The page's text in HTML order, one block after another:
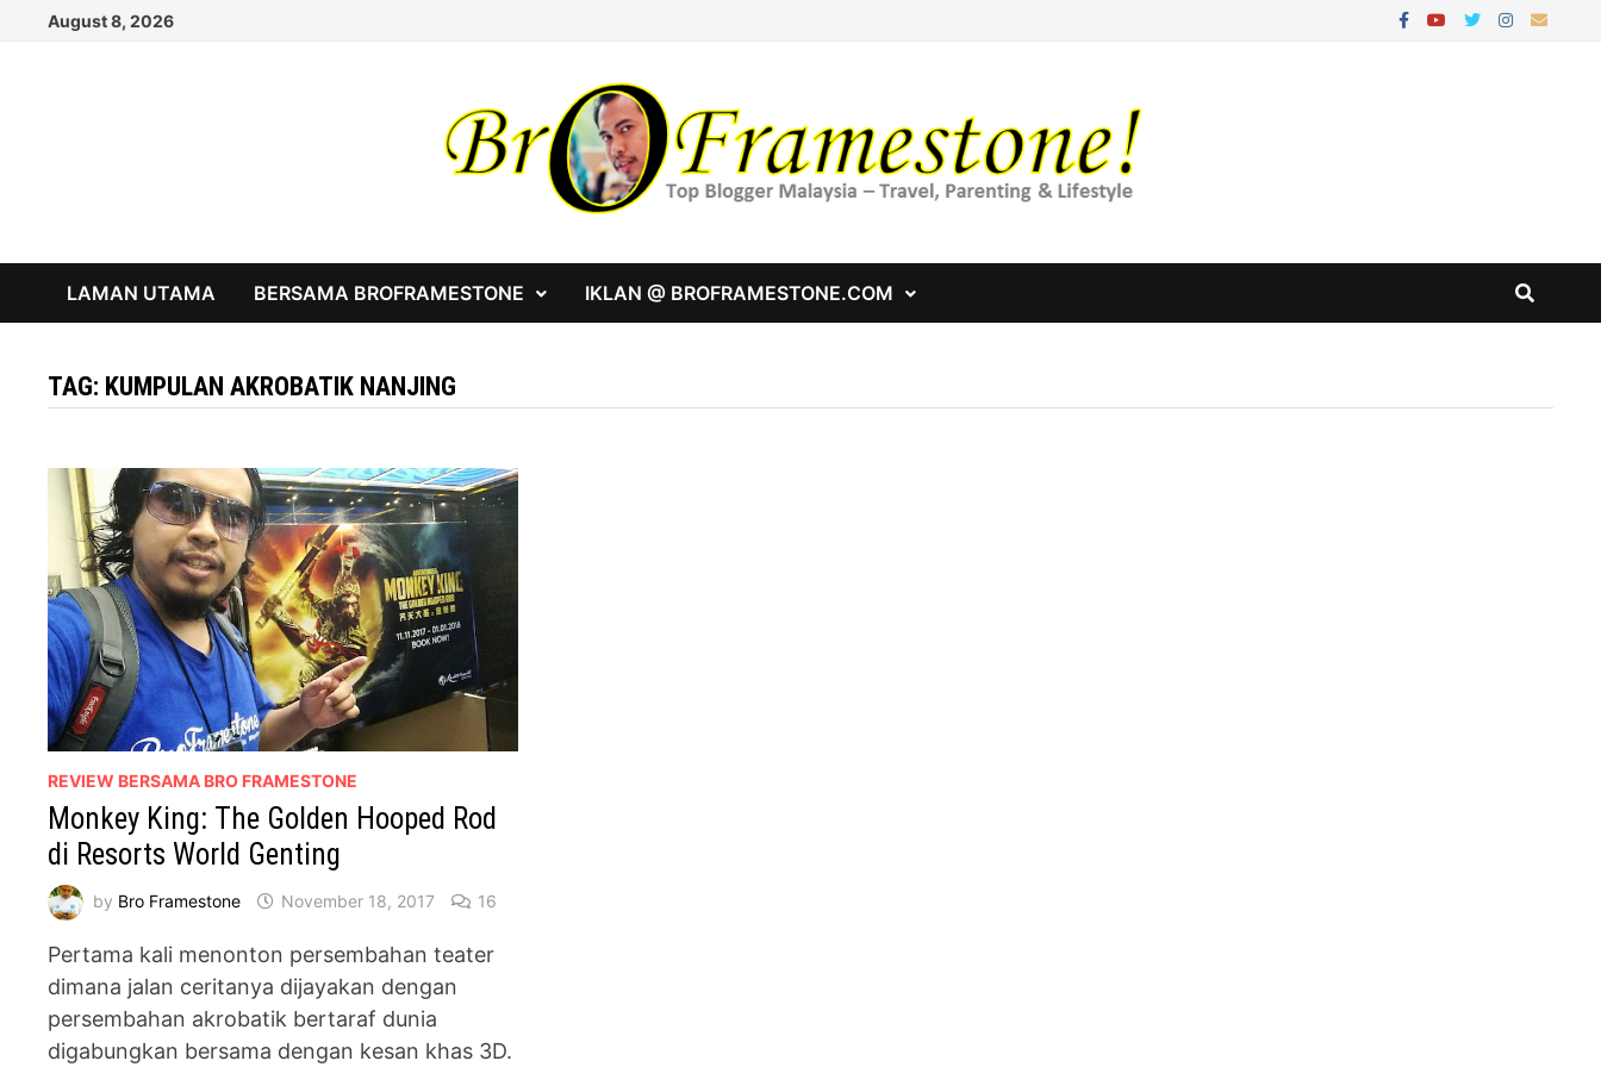
August 8, 2026
LAMAN UTAMA BERSAMA BROFRAMESTONE IKLAN @ BROFRAMESTONE.COM
TAG: KUMPULAN AKROBATIK NANJING
REVIEW BERSAMA BRO FRAMESTONE
Monkey King: The Golden Hooped Rod
di Resorts World Genting
by Bro Framestone November 18, 2017 16
Pertama kali menonton persembahan teater
dimana jalan ceritanya dijayakan dengan
persembahan akrobatik bertaraf dunia
digabungkan bersama dengan kesan khas 3D.